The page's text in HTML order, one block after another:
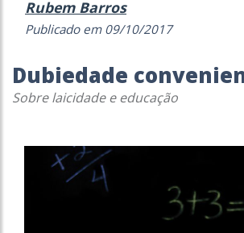
Rubem Barros
Publicado em 09/10/2017
Dubiedade
Sobre laicidade e educação